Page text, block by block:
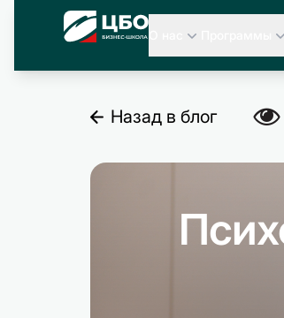
CBO
Назад в блог A